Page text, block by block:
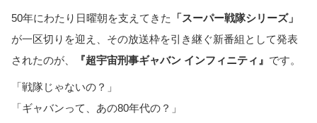
50年にわたり日曜朝を支えてきた
「スーパー戦隊シリーズ」
が一区切りを迎え、その放送枠を引き継ぐ新番組として発表
されたのが、
『超宇宙刑事ギャバン インフィニティ』 です。
「戦隊じゃないの？」
「ギャバンって、あの80年代の？」